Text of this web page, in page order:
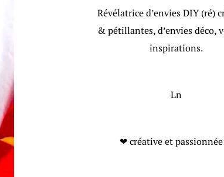
Révélatrice d’envies DIY (ré)
& pétillantes, d’envies déco,
inspirations.
Ln
❤ créative et